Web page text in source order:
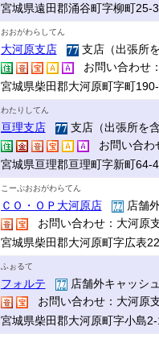
宮城県遠田郡涌谷町字柳町25-3
おおがわらしてん
大河原支店
支店（出張所
お問い合わせ
宮城県柴田郡大河原町字町
わたりしてん
亘理支店
支店（出張所を
お問い合わ
宮城県亘理郡亘理町字新町64-4
こーぷおおがわらてん
ＣＯ・ＯＰ大河原店
店舗
お問い合わせ：大河原
宮城県柴田郡大河原町字広表
ふぉるて
フォルテ
店舗外キャッシ
お問い合わせ：大河原
宮城県柴田郡大河原町字小島